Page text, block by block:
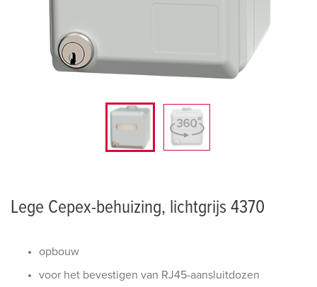
Lege Cepex-behuizing, lichtgrijs 4370
opbouw
voor het bevestigen van RJ45-aansluitdozen